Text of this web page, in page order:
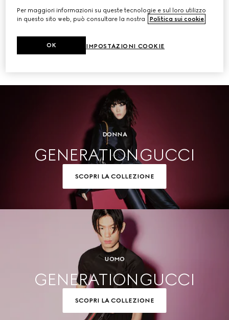
Uomo
DONNA
GENERATION GUCCI
SCOPRI LA COLLEZIONE
UOMO
GENERATION GUCCI
SCOPRI LA COLLEZIONE
Per maggiori informazioni su queste tecnologie e sul loro utilizzo
in questo sito web, può consultare la nostra
Politica sui cookie
IMPOSTAZIONI COOKIE
OK